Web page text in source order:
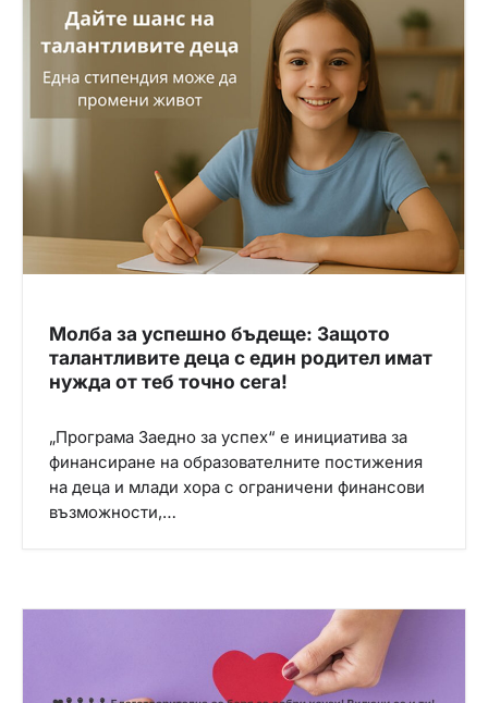
Молба за успешно бъдеще: Защото
талантливите деца с един родител имат
нужда от теб точно сега!
„Програма Заедно за успех“ e инициатива за
финансиране на образователните постижения
на деца и млади хора с ограничени финансови
възможности,…